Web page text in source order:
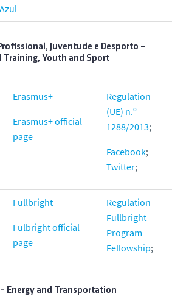
Azul
Juventude e Desporto –
Training, Youth and Sport
Erasmus+
Erasmus+ official
page
Regulation
(UE) n.º
1288/2013;
Facebook;
Twitter;
Fullbright
Fulbright official
page
Regulation
Fullbright
Program
Fellowship;
Energy and Transportation